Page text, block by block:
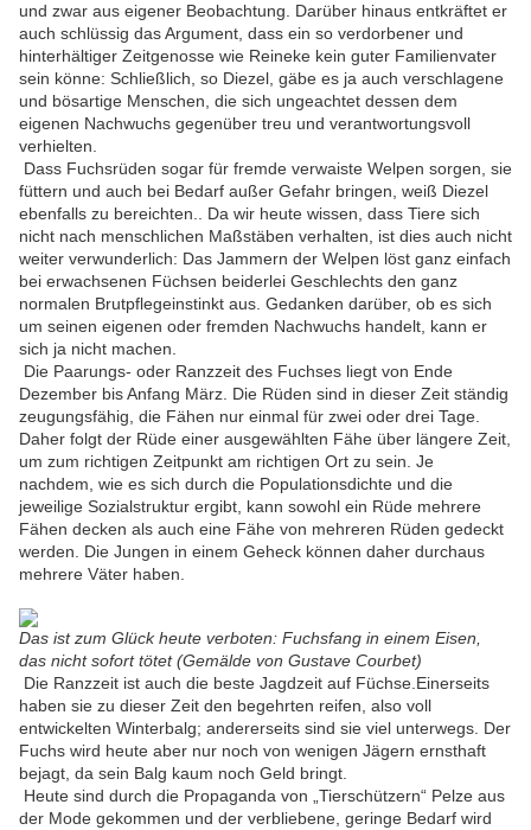
und zwar aus eigener Beobachtung. Darüber hinaus entkräftet er
auch schlüssig das Argument, dass ein so verdorbener und
hinterhältiger Zeitgenosse wie Reineke kein guter Familienvater
sein könne: Schließlich, so Diezel, gäbe es ja auch verschlagene
und bösartige Menschen, die sich ungeachtet dessen dem
eigenen Nachwuchs gegenüber treu und verantwortungsvoll
verhielten.
Dass Fuchsrüden sogar für fremde verwaiste Welpen sorgen, sie
füttern und auch bei Bedarf außer Gefahr bringen, weiß Diezel
ebenfalls zu bereichten.. Da wir heute wissen, dass Tiere sich
nicht nach menschlichen Maßstäben verhalten, ist dies auch nicht
weiter verwunderlich: Das Jammern der Welpen löst ganz einfach
bei erwachsenen Füchsen beiderlei Geschlechts den ganz
normalen Brutpflegeinstinkt aus. Gedanken darüber, ob es sich
um seinen eigenen oder fremden Nachwuchs handelt, kann er
sich ja nicht machen.
Die Paarungs- oder Ranzzeit des Fuchses liegt von Ende
Dezember bis Anfang März. Die Rüden sind in dieser Zeit ständig
zeugungsfähig, die Fähen nur einmal für zwei oder drei Tage.
Daher folgt der Rüde einer ausgewählten Fähe über längere Zeit,
um zum richtigen Zeitpunkt am richtigen Ort zu sein. Je
nachdem, wie es sich durch die Populationsdichte und die
jeweilige Sozialstruktur ergibt, kann sowohl ein Rüde mehrere
Fähen decken als auch eine Fähe von mehreren Rüden gedeckt
werden. Die Jungen in einem Geheck können daher durchaus
mehrere Väter haben.
Das ist zum Glück heute verboten: Fuchsfang in einem Eisen,
das nicht sofort tötet (Gemälde von Gustave Courbet)
Die Ranzzeit ist auch die beste Jagdzeit auf Füchse.Einerseits
haben sie zu dieser Zeit den begehrten reifen, also voll
entwickelten Winterbalg; andererseits sind sie viel unterwegs. Der
Fuchs wird heute aber nur noch von wenigen Jägern ernsthaft
bejagt, da sein Balg kaum noch Geld bringt.
Heute sind durch die Propaganda von „Tierschützern“ Pelze aus
der Mode gekommen und der verbliebene, geringe Bedarf wird